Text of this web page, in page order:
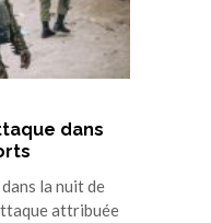
dans
la nuit de
attribuée